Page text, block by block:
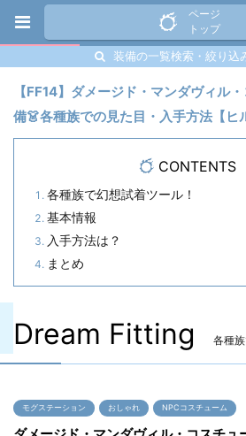
ページ
トップ
装備の一覧検索・絞り込
【FF14】ダメージド・マンダヴィル
備👗各種族での見た目・入手方法【ヒ
CONTENTS
各種族で幻想試着ツール！
基本情報
入手方法は？
まとめ
Dream Fitting 各種
モグステーション おしゃれ NPCコスチューム